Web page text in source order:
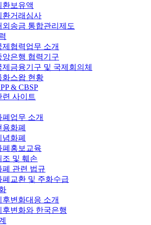
환보유액
환거래심사
외송금 통합관리제도
제협력업무 소개
앙은행 협력기구
제금융기구 및 국제회의체
화스왑 현황
& CBSP
련 사이트
폐업무 소개
용화폐
념화폐
폐홍보교육
조 및 훼손
폐 관련 법규
폐교환 및 주화수급
후변화대응 소개
후변화와 한국은행